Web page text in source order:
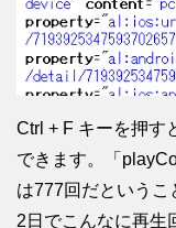
Ctrl + F キーを押す
できます。「
は777回だというこ
2日でこんなに再生